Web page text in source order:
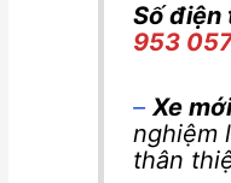
Số điện
953
–Xe
nghiệm
thân